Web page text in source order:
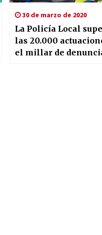
30 de marzo de 2020
La Policía Local
las 20.000
el millar de